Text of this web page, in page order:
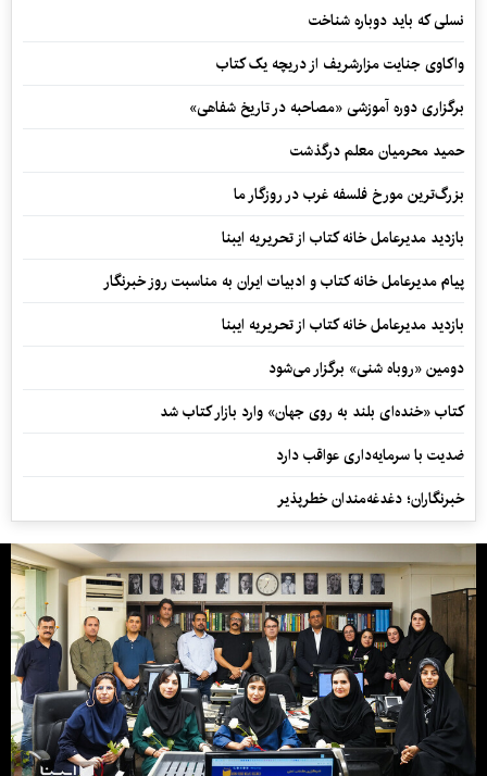
نسلی که باید دوباره شناخت
واکاوی جنایت مزارشریف از دریچه یک کتاب
برگزاری دوره آموزشی «مصاحبه در تاریخ شفاهی»
حمید محرمیان معلم درگذشت
بزرگ‌ترین مورخ فلسفه غرب در روزگار ما
بازدید مدیرعامل خانه کتاب از تحریریه ایبنا
پیام مدیرعامل خانه کتاب و ادبیات ایران به مناسبت روز خبرنگار
بازدید مدیرعامل خانه کتاب از تحریریه ایبنا
دومین «روباه شنی» برگزار می‌شود
کتاب «خنده‌ای بلند به روی جهان» وارد بازار کتاب شد
ضدیت با سرمایه‌داری عواقب دارد
خبرنگاران؛ دغدغه‌مندان خطرپذیر